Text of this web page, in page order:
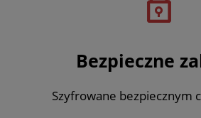
Bezpieczne
Szyfrowane bezpiecznym